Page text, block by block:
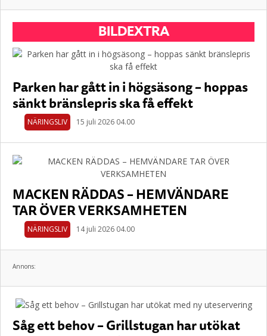
BILDEXTRA
Parken har gått in i högsäsong – hoppas
sänkt bränslepris ska få effekt
NÄRINGSLIV 15 juli 2026 04.00
MACKEN RÄDDAS – HEMVÄNDARE
TAR ÖVER VERKSAMHETEN
NÄRINGSLIV 14 juli 2026 04.00
Annons:
Såg ett behov – Grillstugan har utökat